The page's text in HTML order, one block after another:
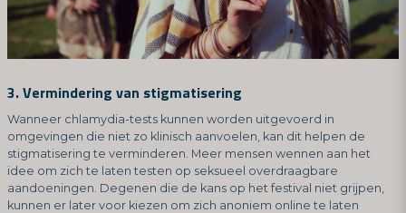
3. Vermindering van stigmatisering
Wanneer chlamydia-tests kunnen worden uitgevoerd in
omgevingen die niet zo klinisch aanvoelen, kan dit helpen de
stigmatisering te verminderen. Meer mensen wennen aan het
idee om zich te laten testen op seksueel overdraagbare
aandoeningen. Degenen die de kans op het festival niet grijpen,
kunnen er later voor kiezen om zich anoniem online te laten